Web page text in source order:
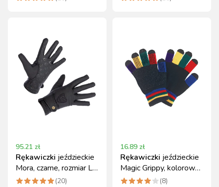
95.21 zł
Rękawiczki jeździeckie
Mora, czarne, rozmiar L,
Covalliero
(20)
16.89 zł
Rękawiczki jeździeckie
Magic Grippy, kolorowy,
rozmiar uni (8)